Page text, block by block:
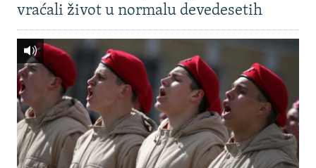
vraćali život u normalu devedesetih